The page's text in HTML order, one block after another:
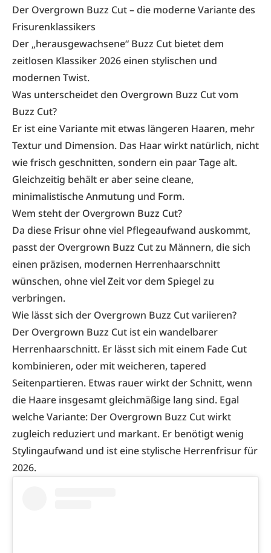
Der Overgrown Buzz Cut – die moderne Variante des
Frisurenklassikers
Der „herausgewachsene“ Buzz Cut bietet dem
zeitlosen Klassiker 2026 einen stylischen und
modernen Twist.
Was unterscheidet den Overgrown Buzz Cut vom
Buzz Cut?
Er ist eine Variante mit etwas längeren Haaren, mehr
Textur und Dimension. Das Haar wirkt natürlich, nicht
wie frisch geschnitten, sondern ein paar Tage alt.
Gleichzeitig behält er aber seine cleane,
minimalistische Anmutung und Form.
Wem steht der Overgrown Buzz Cut?
Da diese Frisur ohne viel Pflegeaufwand auskommt,
passt der Overgrown Buzz Cut zu Männern, die sich
einen präzisen, modernen Herrenhaarschnitt
wünschen, ohne viel Zeit vor dem Spiegel zu
verbringen.
Wie lässt sich der Overgrown Buzz Cut variieren?
Der Overgrown Buzz Cut ist ein wandelbarer
Herrenhaarschnitt. Er lässt sich mit einem Fade Cut
kombinieren, oder mit weicheren, tapered
Seitenpartieren. Etwas rauer wirkt der Schnitt, wenn
die Haare insgesamt gleichmäßige lang sind. Egal
welche Variante: Der Overgrown Buzz Cut wirkt
zugleich reduziert und markant. Er benötigt wenig
Stylingaufwand und ist eine stylische Herrenfrisur für
2026.